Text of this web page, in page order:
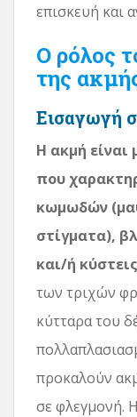
επισκευή και
Ο ρόλος
της
Εισαγωγή
Η ακμή είναι
που
κωμωδών
στίγματα),
και/ή
των τριχών
κύτταρα του
προκαλούν
σε φλεγμονή.